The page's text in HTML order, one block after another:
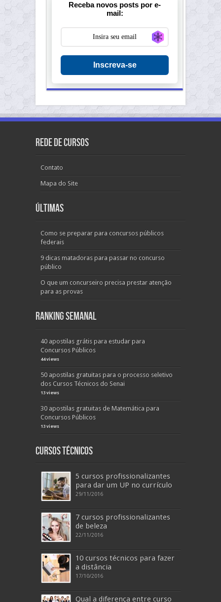
Receba novos posts por e-
mail:
Generate new
Inscreva-se
Rede de Cursos
Contato
Mapa do Site
Últimas
Como se preparar para concursos públicos
federais
9 dicas matadoras para passar no concurso
público
O que um concurseiro precisa prestar atenção
para as provas
Ranking Semanal
40 apostilas grátis para estudar para
Concursos Públicos
44 views
50 apostilas gratuitas para o processo seletivo
dos Cursos Técnicos do Senai
13 views
30 apostilas gratuitas de Matemática para
Concursos Públicos
13 views
Cursos Técnicos
5 cursos profissionalizantes
para dar um UP no currículo
29/11/2016
7 cursos profissionalizantes
de beleza
22/11/2016
10 cursos técnicos para fazer
a distância
17/10/2016
Qual a diferença entre curso